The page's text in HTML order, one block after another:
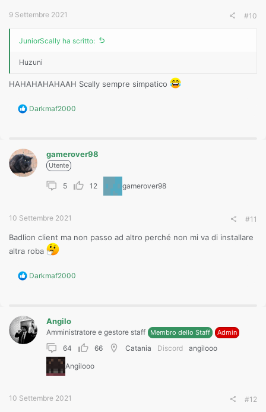
9 Settembre 2021 #10
JuniorScally ha scritto:
Huzuni
HAHAHAHAHAAH Scally sempre simpatico
R
i
o
n
Darkmaf2000
gamerover98
Utente
5 12 gamerover98
10 Settembre 2021 #11
Badlion client ma non passo ad altro perché non mi va di installare
altra roba
R
i
o
n
Darkmaf2000
Angilo
Amministratore e gestore staff Membro dello Staff Admin
64 66 Catania Discord
angilooo
Angilooo
10 Settembre 2021 #12